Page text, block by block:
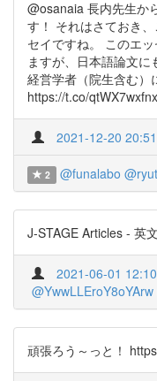
@osanaia 長内先生か
す！ それはさておき
セイですね。 このエ
ますが、日本語論文
経営学者（院生含む）
https://t.co/qtWX7wxfnx
2021-12-20
2 @funalabo
J-STAGE Articles - 英
2021-06-01
@YwwLLEroY8oYArw
頑張ろう～っと！